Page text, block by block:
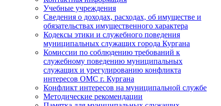
Учебные учреждения
Сведения о доходах, расходах, об имуществе и
обязательствах имущественного характера
Кодексы этики и служебного поведения
муниципальных служащих города Кургана
Комиссии по соблюдению требований к
служебному поведению муниципальных
служащих и урегулированию конфликта
интересов ОМС г. Кургана
Конфликт интересов на муниципальной службе
Методические рекомендации